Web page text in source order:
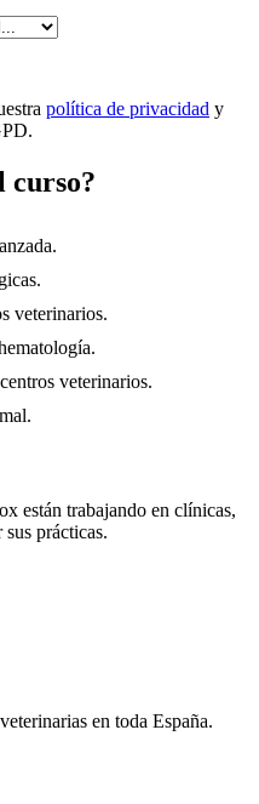
política de privacidad y
curso?
veterinarios.
veterinarios.
están trabajando en clínicas,
prácticas.
en toda España.